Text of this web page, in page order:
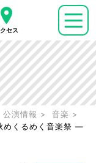
セス
公演情報
音楽
めくるめく音楽祭 ―